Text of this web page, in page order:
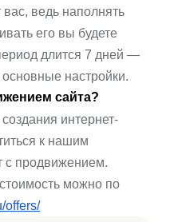
вас, ведь наполнять
его вы будете
длится 7 дней —
настройки.
сайта?
интернет-
к нашим
с продвижением.
можно по
offers/